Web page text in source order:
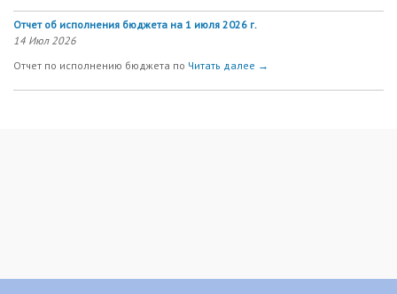
Отчет об исполнения бюджета на 1 июля 2026 г.
14 Июл 2026
Отчет по исполнению бюджета по Читать далее →